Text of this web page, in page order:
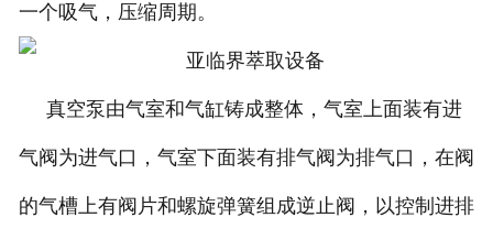
一个吸气，压缩周期。
真空泵由气室和气缸铸成整体，气室上面装有进
气阀为进气口，气室下面装有排气阀为排气口，在阀
的气槽上有阀片和螺旋弹簧组成逆止阀，以控制进排